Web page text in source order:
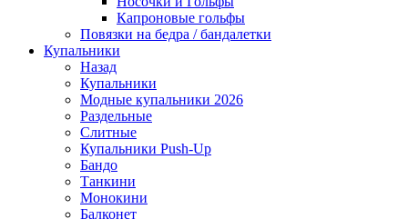
Капроновые гольфы
Повязки на бедра / бандалетки
Купальники
Назад
Купальники
Модные купальники 2026
Раздельные
Слитные
Купальники Push-Up
Бандо
Танкини
Монокини
Балконет